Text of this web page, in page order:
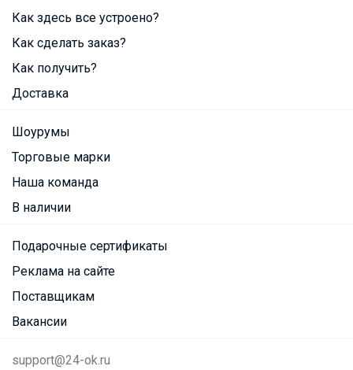
Как здесь все устроено?
Как сделать заказ?
Как получить?
Доставка
Шоурумы
Торговые марки
Наша команда
В наличии
Подарочные сертификаты
Реклама на сайте
Поставщикам
Вакансии
support@24-ok.ru